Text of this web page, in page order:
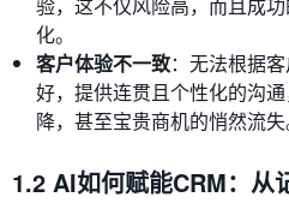
化。
客户体验不一致：无法根据
好，提供连贯且个性化的沟
降，甚至宝贵商机的悄然流失
1.2 AI如何赋能CRM：从